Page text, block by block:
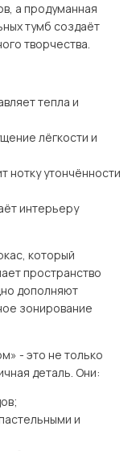
а продуманная
тумб создаёт
творчества.
тепла и
лёгкости и
нотку утончённости
интерьеру
который
пространство
дополняют
зонирование
- это не только
деталь. Они:
и